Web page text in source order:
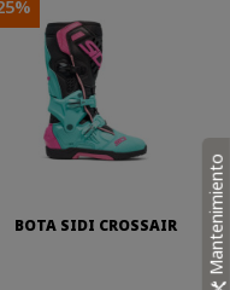
BOTA SIDI CROSSAIR Mantenimiento